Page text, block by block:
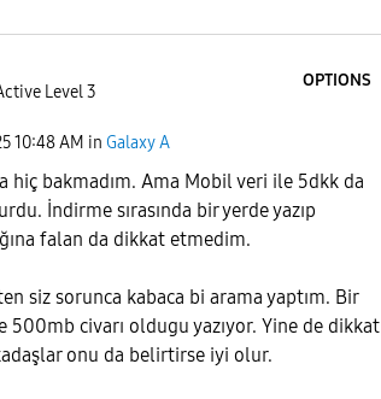
Level 3
OPTIONS
10:48 AM in Galaxy A
hiç bakmadım. Ama Mobil veri ile 5dkk da
İndirme sırasında bir yerde yazıp
falan da dikkat etmedim.
siz sorunca kabaca bi arama yaptım. Bir
500mb civarı oldugu yazıyor. Yine de dikkat
onu da belirtirse iyi olur.